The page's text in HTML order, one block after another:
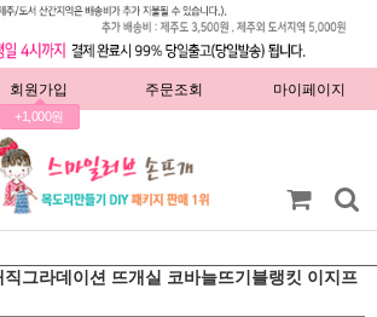
회원가입
+1,000원
주문조회 마이페이지
그라데이션 뜨개실 코바늘뜨기블랭킷 이지프